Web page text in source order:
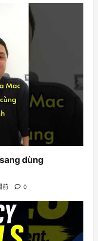
dùng
前 0